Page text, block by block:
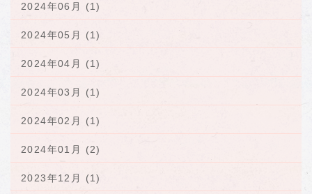
2024年06月 (1)
2024年05月 (1)
2024年04月 (1)
2024年03月 (1)
2024年02月 (1)
2024年01月 (2)
2023年12月 (1)